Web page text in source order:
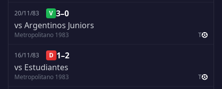
20/11/83 V 3–0
vs Argentinos Juniors
Metropolitano 1983 T
16/11/83 D 1–2
vs Estudiantes
Metropolitano 1983 T